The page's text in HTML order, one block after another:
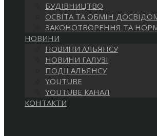
БУДІВНИЦТВО
ОСВІТА ТА ОБМІН
ЗАКОНОТВОРЕННЯ ТА
НОВИНИ
НОВИНИ АЛЬЯНСУ
НОВИНИ ГАЛУЗІ
ПОДІЇ АЛЬЯНСУ
YOUTUBE
YOUTUBE КАНАЛ
КОНТАКТИ